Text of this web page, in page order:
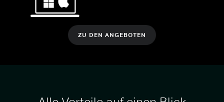
ZU DEN ANGEBOTEN